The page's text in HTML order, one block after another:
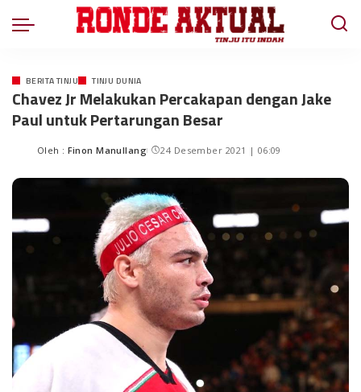
BERITA TINJU TINJU DUNIA
Chavez Jr Melakukan Percakapan dengan Jake
Paul untuk Pertarungan Besar
Oleh : Finon Manullang 24 Desember 2021 | 06:09